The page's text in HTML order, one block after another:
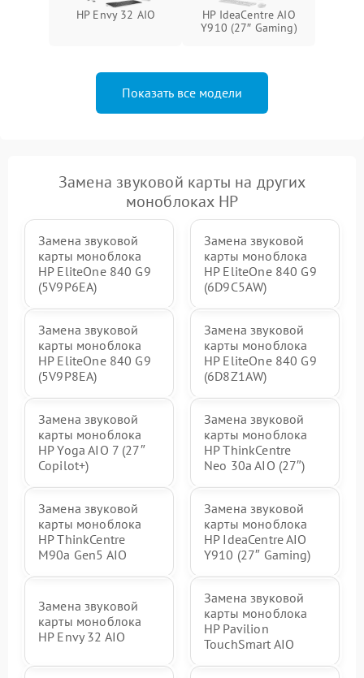
Неисправность BIOS Подробнее →
HP Envy 32 AIO
HP IdeaCentre AIO
Y910 (27″ Gaming)
Показать все модели
Замена звуковой карты на других
моноблоках HP
Замена звуковой
карты моноблока
HP EliteOne 840 G9
(5V9P6EA)
Замена звуковой
карты моноблока
HP EliteOne 840 G9
(6D9C5AW)
Замена звуковой
карты моноблока
HP EliteOne 840 G9
(5V9P8EA)
Замена звуковой
карты моноблока
HP EliteOne 840 G9
(6D8Z1AW)
Замена звуковой
карты моноблока
HP Yoga AIO 7 (27″
Copilot+)
Замена звуковой
карты моноблока
HP ThinkCentre
Neo 30a AIO (27″)
Замена звуковой
карты моноблока
HP ThinkCentre
M90a Gen5 AIO
Замена звуковой
карты моноблока
HP IdeaCentre AIO
Y910 (27″ Gaming)
Замена звуковой
карты моноблока
HP Envy 32 AIO
Замена звуковой
карты моноблока
HP Pavilion
TouchSmart AIO